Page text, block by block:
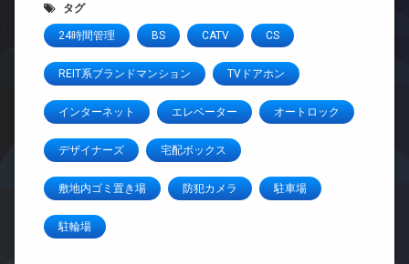
タグ
24時間管理 BS CATV CS
REIT系ブランドマンション TVドアホン
インターネット エレベーター オートロック
デザイナーズ 宅配ボックス
敷地内ゴミ置き場 防犯カメラ 駐車場
駐輪場